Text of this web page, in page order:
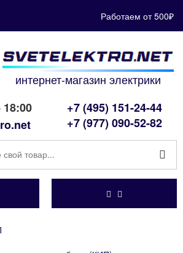
Работаем от 500₽
интернет-магазин электрики
+7 (495) 151-24-44
+7 (977) 090-52-82